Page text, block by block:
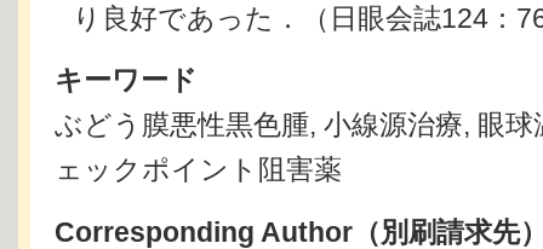
り良好であった．（日眼会誌124：
キーワード
ぶどう膜悪性黒色腫, 小線源治療, 眼
ェックポイント阻害薬
Corresponding Author（別刷請求先